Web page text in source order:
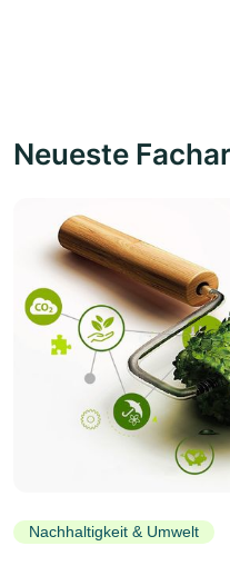
Neueste
Nachhaltigkeit & Umwelt